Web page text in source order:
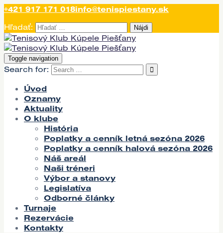
+421 917 171 018info@tenispiestany.sk
Hľadať:
Toggle navigation
Search for:
Úvod
Oznamy
Aktuality
O klube
História
Poplatky a cenník letná sezóna 2026
Poplatky a cenník halová sezóna 2026
Náš areál
Naši tréneri
Výbor a stanovy
Legislatíva
Odborné články
Turnaje
Rezervácie
Kontakty